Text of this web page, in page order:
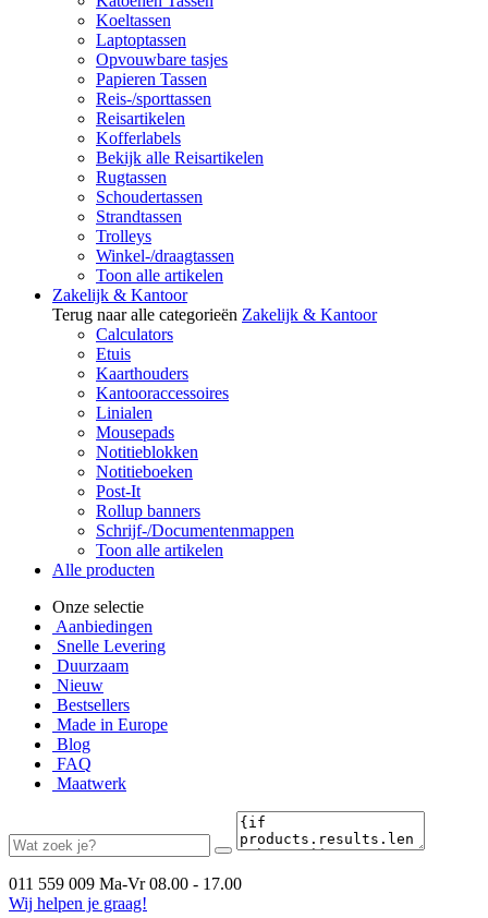
Koeltassen
Laptoptassen
Opvouwbare tasjes
Papieren Tassen
Reis-/sporttassen
Reisartikelen
Kofferlabels
Bekijk alle Reisartikelen
Rugtassen
Schoudertassen
Strandtassen
Trolleys
Winkel-/draagtassen
Toon alle artikelen
Zakelijk & Kantoor
Terug naar alle categorieën Zakelijk & Kantoor
Calculators
Etuis
Kaarthouders
Kantooraccessoires
Linialen
Mousepads
Notitieblokken
Notitieboeken
Post-It
Rollup banners
Schrijf-/Documentenmappen
Toon alle artikelen
Alle producten
Onze selectie
Aanbiedingen
Snelle Levering
Duurzaam
Nieuw
Bestsellers
Made in Europe
Blog
FAQ
Maatwerk
011 559 009 Ma-Vr 08.00 - 17.00
Wij helpen je graag!